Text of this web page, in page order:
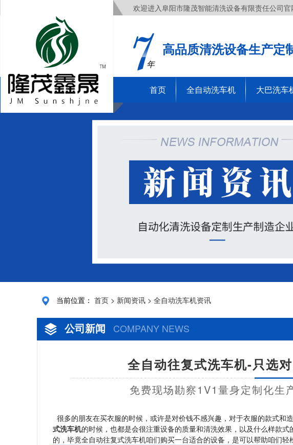
欢迎进入阜阳市隆茂智能清洗设备有限责任公司官
年
高品质清洗设备生产定
首页 全自动洗车机 大巴洗车
当前位置： 首页 > 新闻资讯 > 全自动洗车机资讯
公司新闻 COMPANY NEWS
全自动往复式洗车机-只选
免费现场勘察1V1量身定制化生
很多的朋友在买衣服的时候，或许是对价钱不感兴趣，对于衣服的款式和
式洗车机的时候，也都是会很注重设备的质量和清洗效果，以及什么样款
的，毕竟全自动往复式洗车机咱们购买一台适合的设备，是可以帮助咱们轻